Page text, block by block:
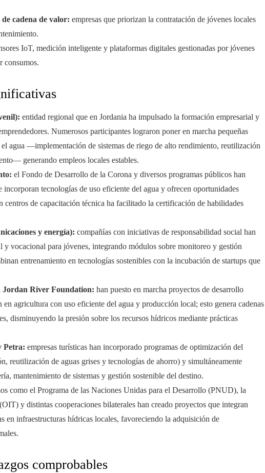
cadena de valor: empresas que priorizan la contratación de jóvenes locales
IoT, medición inteligente y plataformas digitales gestionadas por jóvenes
consumos.
entidad regional que en Jordania ha impulsado la formación empresarial y
Numerosos participantes lograron poner en marcha pequeñas
agua —implementación de sistemas de riego de alto rendimiento, reutilización
generando empleos locales estables.
el Fondo de Desarrollo de la Corona y diversos programas públicos han
tecnologías de uso eficiente del agua y ofrecen oportunidades
centros de capacitación técnica ha facilitado la certificación de habilidades
y energía): compañías con iniciativas de responsabilidad social han
vocacional para jóvenes, integrando módulos sobre monitoreo y gestión
entrenamiento en tecnologías sostenibles con la incubación de startups que
Jordan River Foundation: han puesto en marcha proyectos de desarrollo
agricultura con uso eficiente del agua y producción local; esto genera cadenas
disminuyendo la presión sobre los recursos hídricos mediante prácticas
Petra: empresas turísticas han incorporado programas de optimización del
reutilización de aguas grises y tecnologías de ahorro) y simultáneamente
mantenimiento de sistemas y gestión sostenible del destino.
como el Programa de las Naciones Unidas para el Desarrollo (PNUD), la
y distintas cooperaciones bilaterales han creado proyectos que integran
en infraestructuras hídricas locales, favoreciendo la adquisición de
comprobables